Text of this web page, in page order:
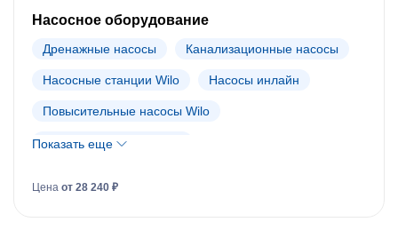
Насосное оборудование
Дренажные насосы Канализационные насосы
Насосные станции Wilo Насосы инлайн
Повысительные насосы Wilo
Пожарные станции Wilo
Показать еще
Цена от 28 240 ₽